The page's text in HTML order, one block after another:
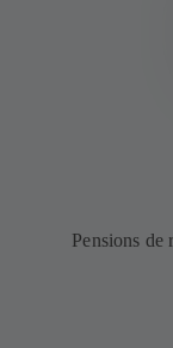
Pensions de